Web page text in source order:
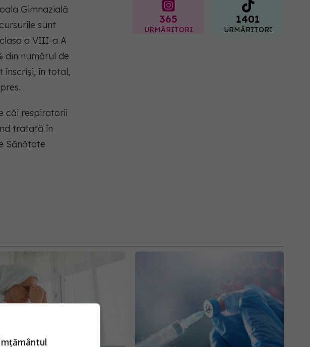
Gimnazială
sunt
a VIII-a A
din numărul de
înscrişi, în total,
căi respiratorii
tratată în
Sănătate
06.08.2026, 20:45
365
URMĂRITORI
1401
URMĂRITORI